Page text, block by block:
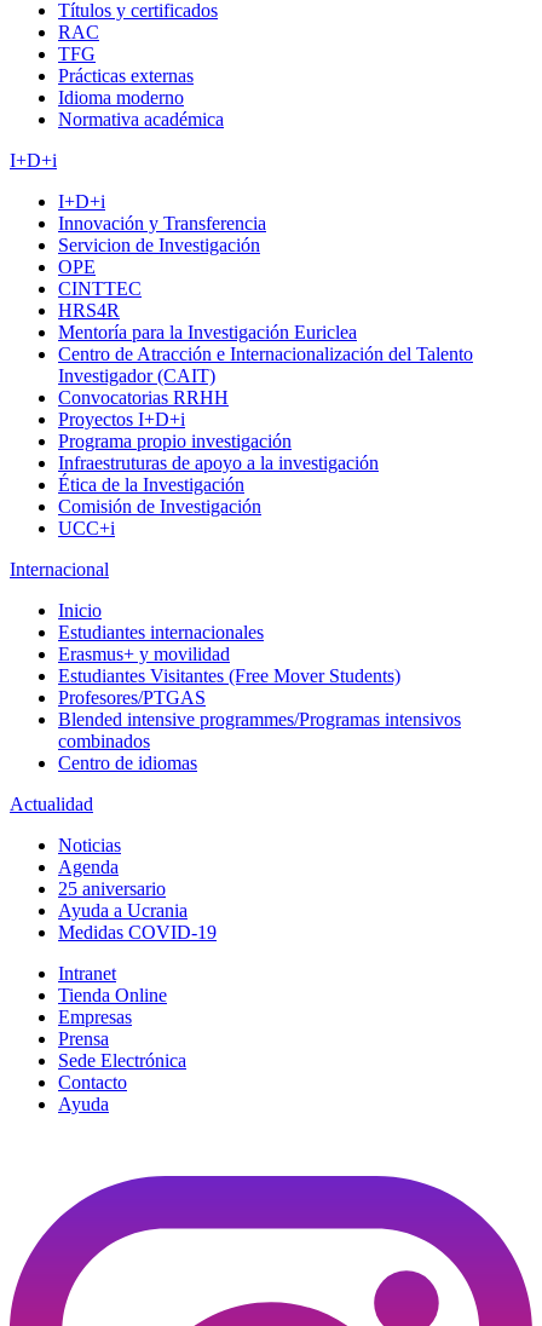
Títulos y certificados
RAC
TFG
Prácticas externas
Idioma moderno
Normativa académica
I+D+i
I+D+i
Innovación y Transferencia
Servicion de Investigación
OPE
CINTTEC
HRS4R
Mentoría para la Investigación Euriclea
Centro de Atracción e Internacionalización del Talento
Investigador (CAIT)
Convocatorias RRHH
Proyectos I+D+i
Programa propio investigación
Infraestruturas de apoyo a la investigación
Ética de la Investigación
Comisión de Investigación
UCC+i
Internacional
Inicio
Estudiantes internacionales
Erasmus+ y movilidad
Estudiantes Visitantes (Free Mover Students)
Profesores/PTGAS
Blended intensive programmes/Programas intensivos
combinados
Centro de idiomas
Actualidad
Noticias
Agenda
25 aniversario
Ayuda a Ucrania
Medidas COVID-19
Intranet
Tienda Online
Empresas
Prensa
Sede Electrónica
Contacto
Ayuda